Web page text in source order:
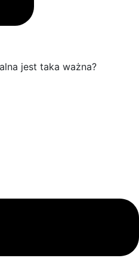
jest taka ważna?